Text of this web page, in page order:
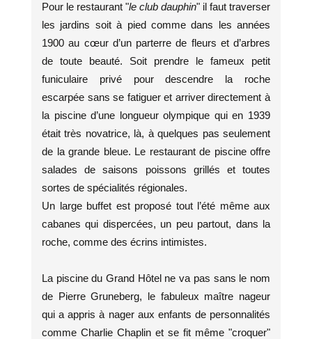
Pour le restaurant "le club dauphin" il faut traverser
les jardins soit à pied comme dans les années
1900 au cœur d’un parterre de fleurs et d’arbres
de toute beauté. Soit prendre le fameux petit
funiculaire privé pour descendre la roche
escarpée sans se fatiguer et arriver directement à
la piscine d’une longueur olympique qui en 1939
était très novatrice, là, à quelques pas seulement
de la grande bleue. Le restaurant de piscine offre
salades de saisons poissons grillés et toutes
sortes de spécialités régionales.
Un large buffet est proposé tout l’été même aux
cabanes qui dispercées, un peu partout, dans la
roche, comme des écrins intimistes.
La piscine du Grand Hôtel ne va pas sans le nom
de Pierre Gruneberg, le fabuleux maître nageur
qui a appris à nager aux enfants de personnalités
comme Charlie Chaplin et se fit même "croquer"